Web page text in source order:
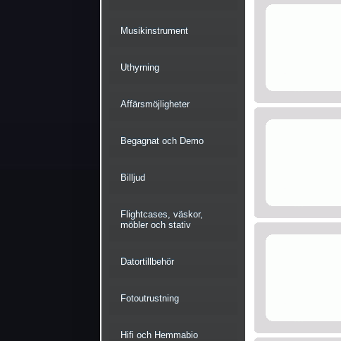
Musikinstrument
Uthyrning
Affärsmöjligheter
Begagnat och Demo
Billjud
Flightcases, väskor,
möbler och stativ
Datortillbehör
Fotoutrustning
Hifi och Hemmabio